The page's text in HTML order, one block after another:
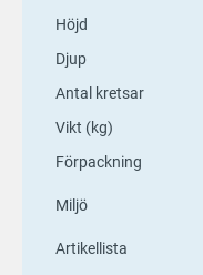
Höjd
Djup
Antal kretsar
Vikt (kg)
Förpackning
Miljö
Artikellista